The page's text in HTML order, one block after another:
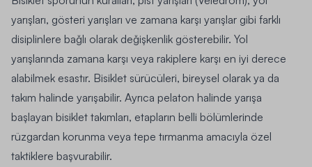
yarışları, gösteri yarışları ve zamana karşı yarışlar gibi farklı
disiplinlere bağlı olarak değişkenlik gösterebilir. Yol
yarışlarında zamana karşı veya rakiplere karşı en iyi derece
alabilmek esastır. Bisiklet sürücüleri, bireysel olarak ya da
takım halinde yarışabilir. Ayrıca pelaton halinde yarışa
başlayan bisiklet takımları, etapların belli bölümlerinde
rüzgardan korunma veya tepe tırmanma amacıyla özel
taktiklere başvurabilir.